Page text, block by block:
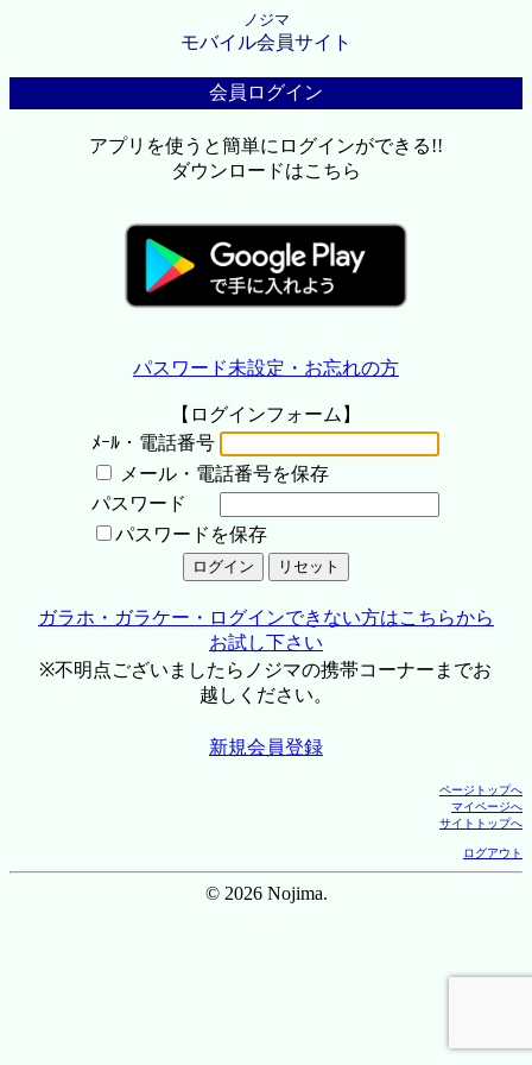
ノジマ
モバイル会員サイト
会員ログイン
アプリを使うと簡単にログインができる!!
ダウンロードはこちら
パスワード未設定・お忘れの方
【ログインフォーム】
ﾒｰﾙ・電話番号
メール・電話番号を保存
パスワード
パスワードを保存
ガラホ・ガラケー・ログインできない方はこちらから
お試し下さい
※不明点ございましたらノジマの携帯コーナーまでお
越しください。
新規会員登録
ページトップへ
マイページへ
サイトトップへ
ログアウト
© 2026 Nojima.